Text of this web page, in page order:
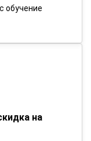
обучение
на